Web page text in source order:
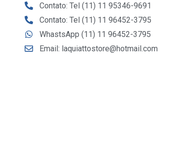
Contato: Tel (11) 11 95346-9691
Contato: Tel (11) 11 96452-3795
WhastsApp (11) 11 96452-3795
Email: laquiattostore@hotmail.com